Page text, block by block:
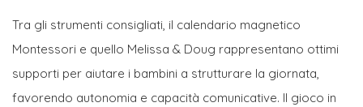
Tra gli strumenti consigliati, il calendario magnetico
Montessori e quello Melissa & Doug rappresentano ottimi
supporti per aiutare i bambini a strutturare la giornata,
favorendo autonomia e capacità comunicative. Il gioco in